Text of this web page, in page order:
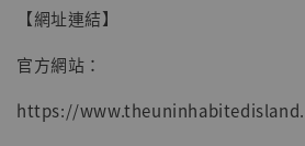
【網址連結】
官方網站：
https://